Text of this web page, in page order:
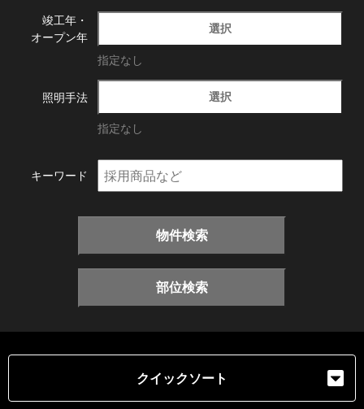
竣工年・
オープン年
選択
指定なし
照明手法 選択
指定なし
キーワード
物件検索
部位検索
クイックソート